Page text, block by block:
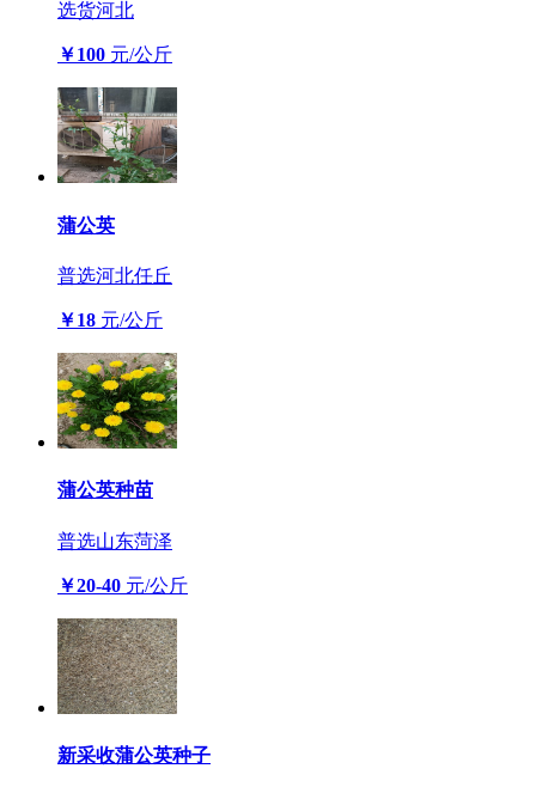
选货河北
￥100 元/公斤
蒲公英
普选河北任丘
￥18 元/公斤
蒲公英种苗
普选山东菏泽
￥20-40 元/公斤
新采收蒲公英种子